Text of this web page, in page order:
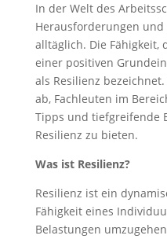
In der Welt des
Herausforderungen
alltäglich. Die
einer positiven
als Resilienz
ab, Fachleuten im
Tipps und tiefgreifende
Resilienz zu bieten.
Was ist Resilienz?
Resilienz ist ein
Fähigkeit eines
Belastungen